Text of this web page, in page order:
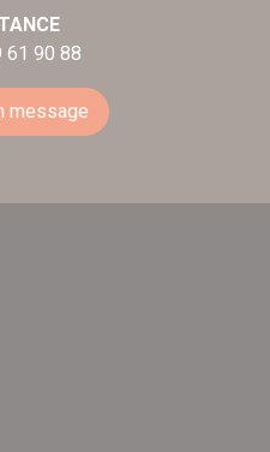
61 90 88
message